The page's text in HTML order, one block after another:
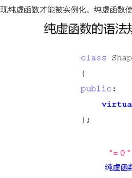
现纯虚函数才能被实例化。纯虚函数